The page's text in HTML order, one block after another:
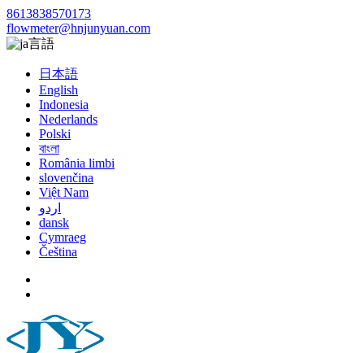
8613838570173
flowmeter@hnjunyuan.com
言語
日本語
English
Indonesia
Nederlands
Polski
বাংলা
România limbi
slovenčina
Việt Nam
اردو
dansk
Cymraeg
Čeština